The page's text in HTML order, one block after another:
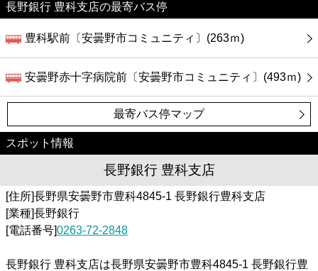
長野銀行 豊科支店の最寄バス停
豊科駅前〔安曇野市コミュニティ〕(263ｍ)
安曇野赤十字病院前〔安曇野市コミュニティ〕(493ｍ)
最寄バス停マップ
スポット情報
長野銀行 豊科支店
[住所]長野県安曇野市豊科4845-1 長野銀行豊科支店
[業種]長野銀行
[電話番号]0263-72-2848
長野銀行 豊科支店は長野県安曇野市豊科4845-1 長野銀行豊